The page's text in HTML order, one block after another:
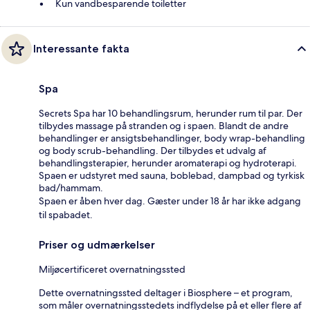
Kun vandbesparende toiletter
Interessante fakta
Spa
Secrets Spa har 10 behandlingsrum, herunder rum til par. Der
tilbydes massage på stranden og i spaen. Blandt de andre
behandlinger er ansigtsbehandlinger, body wrap-behandling
og body scrub-behandling. Der tilbydes et udvalg af
behandlingsterapier, herunder aromaterapi og hydroterapi.
Spaen er udstyret med sauna, boblebad, dampbad og tyrkisk
bad/hammam.
Spaen er åben hver dag. Gæster under 18 år har ikke adgang
til spabadet.
Priser og udmærkelser
Miljøcertificeret overnatningssted
Dette overnatningssted deltager i Biosphere – et program,
som måler overnatningsstedets indflydelse på et eller flere af